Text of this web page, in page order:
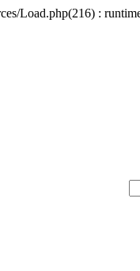
Load.php(216) :